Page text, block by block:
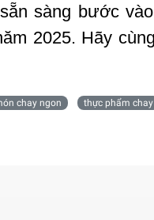
sàng bước
2025. Hãy
chay ngon thực phẩm chay